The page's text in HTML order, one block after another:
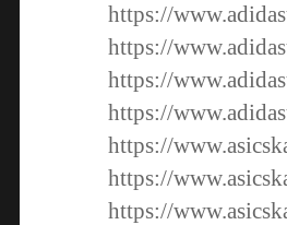
https://
https://
https://
https://
https://
https://
https://